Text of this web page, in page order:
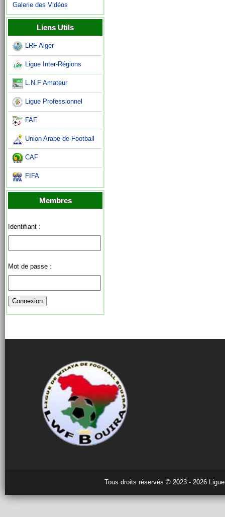
Galerie des Vidéos
Liens Utils
LRF Alger
Ligue Inter-Régions
L.N.F Amateur
Ligue Professionnel
FAF
Union Arabe de Football
CAF
FIFA
Membres
Identifiant :
Mot de passe :
Tous droits réservés © 2023 - 2026